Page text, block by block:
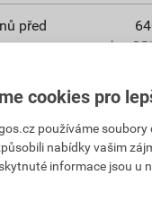
před
bez
po slevě
bez
cookies pro
používáme
nabídky vašim
informace jsou u